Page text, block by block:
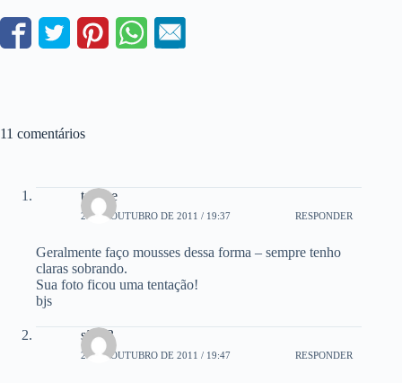
11 comentários
tatiane
28 DE OUTUBRO DE 2011 / 19:37 RESPONDER
Geralmente faço mousses dessa forma – sempre tenho
claras sobrando.
Sua foto ficou uma tentação!
bjs
são33
28 DE OUTUBRO DE 2011 / 19:47 RESPONDER